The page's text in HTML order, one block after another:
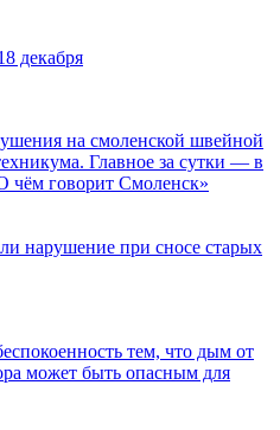
декабря
на смоленской швейной
Главное за сутки — в
чём говорит Смоленск»
нарушение при сносе старых
тем, что дым от
может быть опасным для